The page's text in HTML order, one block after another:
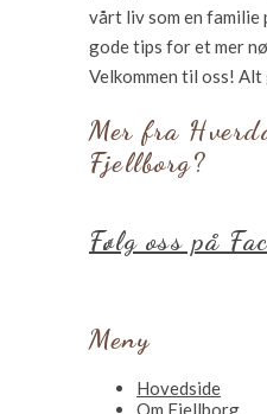
vårt liv som en familie
gode tips for et mer
Velkommen til oss! Alt
Mer fra
Fjellborg?
Følg oss på
Meny
Hovedside
Om Fjellborg